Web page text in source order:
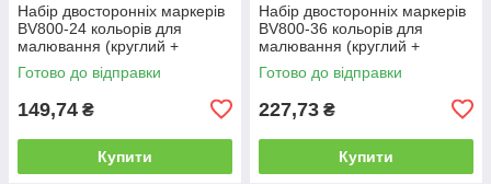
Набір двосторонніх маркерів
BV800-24 кольорів для
малювання (круглий +
скошений.) квадратний у
сумці
Готово до відправки
149,74 ₴
Купити
Набір двосторонніх маркерів
BV800-36 кольорів для
малювання (круглий +
скісний.) квадратний у сумці
Готово до відправки
227,73 ₴
Купити